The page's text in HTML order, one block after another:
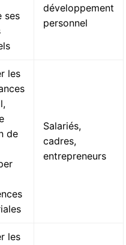
ses
développement
personnel
les
de
Salariés,
cadres,
entrepreneurs
les